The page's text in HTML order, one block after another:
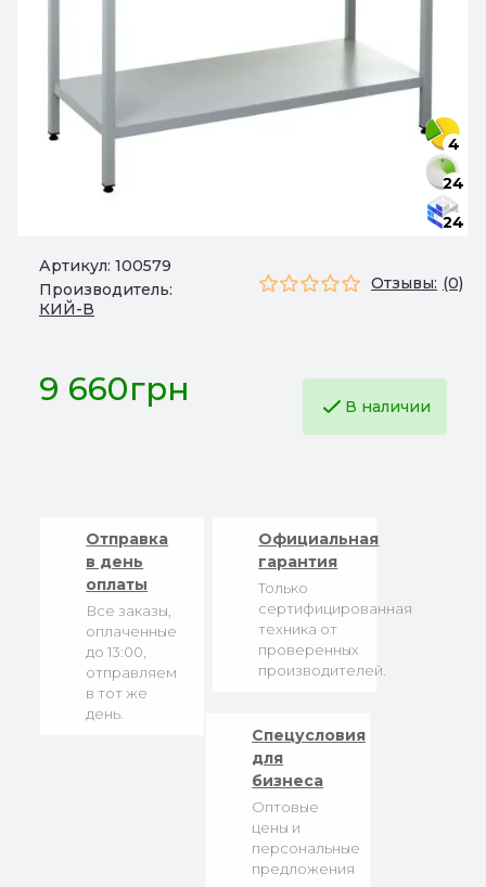
4
24
24
Артикул: 100579
Производитель:
КИЙ-В
Отзывы: (0)
9 660грн В наличии
Отправка
в день
оплаты
Все заказы,
оплаченные
до 13:00,
отправляем
в тот же
день.
Официальная
гарантия
Только
сертифицированная
техника от
проверенных
производителей.
Спецусловия
для
бизнеса
Оптовые
цены и
персональные
предложения